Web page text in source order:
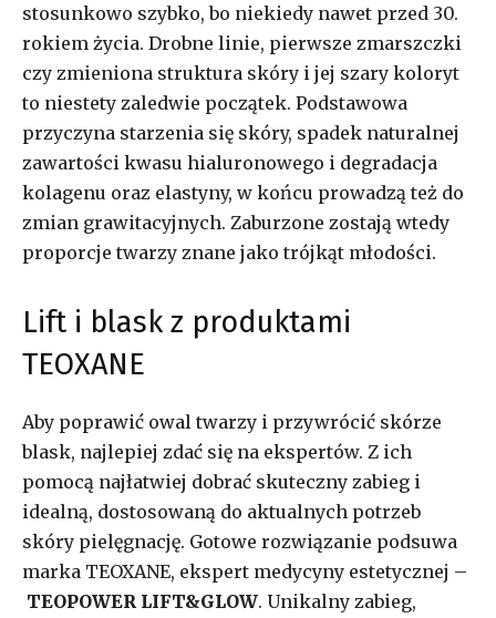
stosunkowo szybko, bo niekiedy nawet przed 30.
rokiem życia. Drobne linie, pierwsze zmarszczki
czy zmieniona struktura skóry i jej szary koloryt
to niestety zaledwie początek. Podstawowa
przyczyna starzenia się skóry, spadek naturalnej
zawartości kwasu hialuronowego i degradacja
kolagenu oraz elastyny, w końcu prowadzą też do
zmian grawitacyjnych. Zaburzone zostają wtedy
proporcje twarzy znane jako trójkąt młodości.
Lift i blask z produktami
TEOXANE
Aby poprawić owal twarzy i przywrócić skórze
blask, najlepiej zdać się na ekspertów. Z ich
pomocą najłatwiej dobrać skuteczny zabieg i
idealną, dostosowaną do aktualnych potrzeb
skóry pielęgnację. Gotowe rozwiązanie podsuwa
marka TEOXANE, ekspert medycyny estetycznej –
TEOPOWER LIFT&GLOW. Unikalny zabieg,